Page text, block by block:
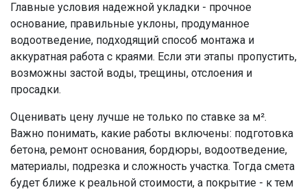
Главные условия надежной укладки - прочное
основание, правильные уклоны, продуманное
водоотведение, подходящий способ монтажа и
аккуратная работа с краями. Если эти этапы пропустить,
возможны застой воды, трещины, отслоения и
просадки.
Оценивать цену лучше не только по ставке за м².
Важно понимать, какие работы включены: подготовка
бетона, ремонт основания, бордюры, водоотведение,
материалы, подрезка и сложность участка. Тогда смета
будет ближе к реальной стоимости, а покрытие - к тем